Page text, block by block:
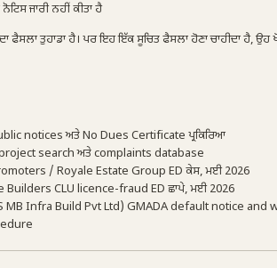
ਜਾਰੀ ਨਹੀਂ ਕੀਤਾ ਹੈ
ਤੁਹਾਡਾ ਹੈ। ਪਰ ਇਹ ਇੱਕ ਸੂਚਿਤ ਫੈਸਲਾ ਹੋਣਾ ਚਾਹੀਦਾ ਹੈ, ਉਹ
notices ਅਤੇ No Dues Certificate ਪ੍ਰਕਿਰਿਆ
search ਅਤੇ complaints database
/ Royale Estate Group ED ਕੇਸ, ਮਈ 2026
CLU licence-fraud ED ਛਾਪੇ, ਮਈ 2026
Infra Build Pvt Ltd) GMADA default notice and